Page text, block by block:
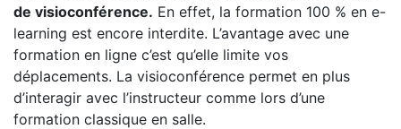
de visioconférence. En effet, la formation 100 % en e-
learning est encore interdite. L’avantage avec une
formation en ligne c’est qu’elle limite vos
déplacements. La visioconférence permet en plus
d’interagir avec l’instructeur comme lors d’une
formation classique en salle.